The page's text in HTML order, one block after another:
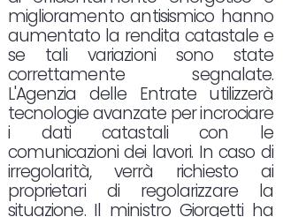
miglioramento antisismico hanno
aumentato la rendita catastale e
se tali variazioni sono state
correttamente segnalate.
L'Agenzia delle Entrate utilizzerà
tecnologie avanzate per incrociare
i dati catastali con le
comunicazioni dei lavori. In caso di
irregolarità, verrà richiesto ai
proprietari di regolarizzare la
situazione. Il ministro Giorgetti ha